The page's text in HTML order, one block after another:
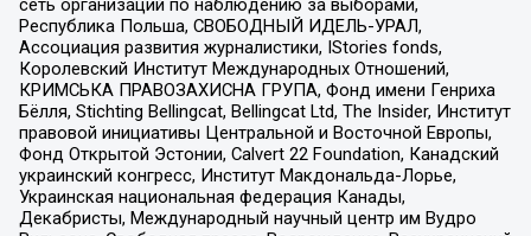
Республика Польша, СВОБОДНЫЙ ИДЕЛЬ-УРАЛ,
Ассоциация развития журналистики, IStories fonds,
Королевский Институт Международных Отношений,
КРИМСЬКА ПРАВОЗАХИСНА ГРУПА, Фонд имени Генриха
Бёлля, Stichting Bellingcat, Bellingcat Ltd, The Insider, Институт
правовой инициативы Центральной и Восточной Европы,
Фонд Открытой Эстонии, Calvert 22 Foundation, Канадский
украинский конгресс, Институт Макдональда-Лорье,
Украинская национальная федерация Канады,
Декабристы, Международный научный центр им Вудро